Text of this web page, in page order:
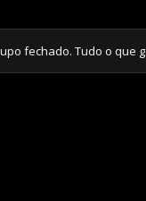
Tudo o que